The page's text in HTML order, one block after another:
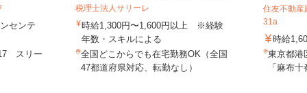
センテ
スリー
税理士法人サリーレ
時給1,300円〜1,600円以上 ※経験
年数・スキルによる
全国どこからでも在宅勤務OK（全国
47都道府県対応、転勤なし）
住友不動産
31a
時給
東京都港
「麻布